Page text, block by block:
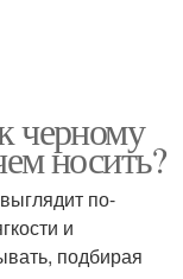
черному
носить?
по-
и
подбирая